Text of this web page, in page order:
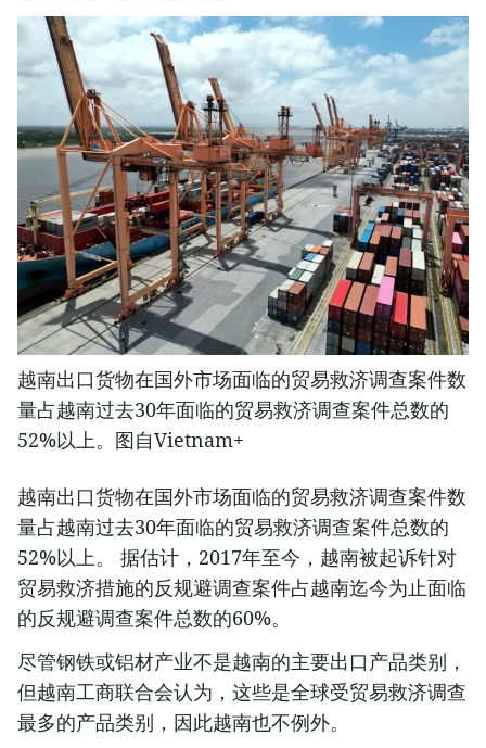
越南出口货物在国外市场面临的贸易救济调查案件数
量占越南过去30年面临的贸易救济调查案件总数的
52%以上。图自Vietnam+
越南出口货物在国外市场面临的贸易救济调查案件数
量占越南过去30年面临的贸易救济调查案件总数的
52%以上。 据估计，2017年至今，越南被起诉针对
贸易救济措施的反规避调查案件占越南迄今为止面临
的反规避调查案件总数的60%。
尽管钢铁或铝材产业不是越南的主要出口产品类别，
但越南工商联合会认为，这些是全球受贸易救济调查
最多的产品类别，因此越南也不例外。